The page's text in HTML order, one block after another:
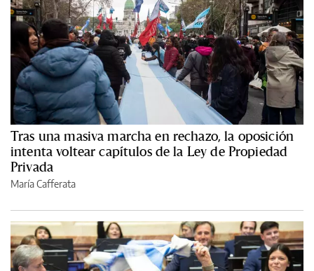
Tras una masiva marcha en rechazo, la oposición
intenta voltear capítulos de la Ley de Propiedad
Privada
María Cafferata